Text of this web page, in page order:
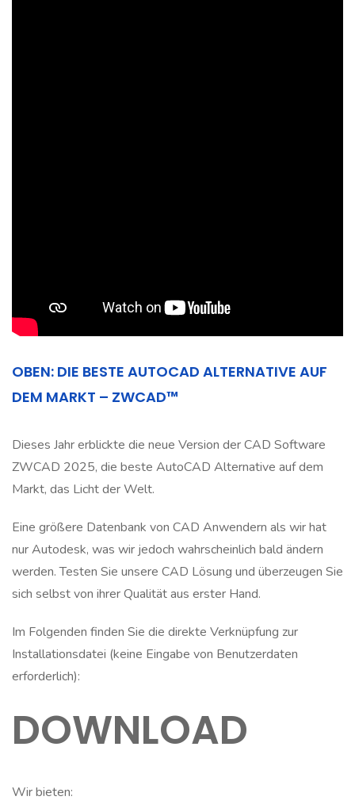
OBEN: DIE BESTE AUTOCAD ALTERNATIVE AUF
DEM MARKT – ZWCAD™
Dieses Jahr erblickte die neue Version der CAD Software
ZWCAD 2025, die beste AutoCAD Alternative auf dem
Markt, das Licht der Welt.
Eine größere Datenbank von CAD Anwendern als wir hat
nur Autodesk, was wir jedoch wahrscheinlich bald ändern
werden. Testen Sie unsere CAD Lösung und überzeugen Sie
sich selbst von ihrer Qualität aus erster Hand.
Im Folgenden finden Sie die direkte Verknüpfung zur
Installationsdatei (keine Eingabe von Benutzerdaten
erforderlich):
DOWNLOAD
Wir bieten: